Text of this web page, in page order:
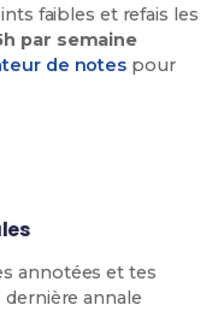
faibles et refais les
par semaine
de notes pour
annotées et tes
dernière annale